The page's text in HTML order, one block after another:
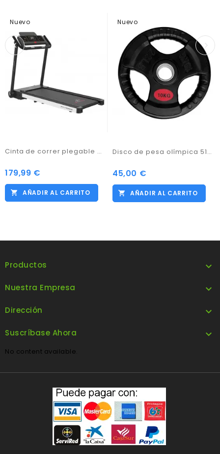
Nuevo
Cinta de correr plegable marca Fit-Force Modelo 1750BT Negro con bluetooth Velocidad 0.8 HASTA 16 kmph
Precio
179,99 €
AÑADIR AL CARRITO
Nuevo
Disco de pesa olímpica 51mm 10.00kg hierro fundido con revestimiento de caucho
Precio
45,00 €
AÑADIR AL CARRITO
Productos 
Nuestra Empresa 
Dirección 
Suscríbase Ahora 
No content available.